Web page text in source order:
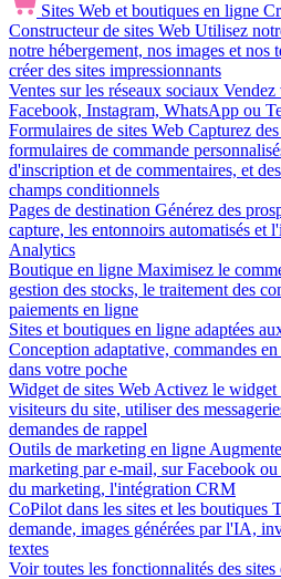
Sites Web et boutiques en ligne
Constructeur de sites Web Utilisez
notre hébergement, nos images et nos
créer des sites impressionnants
Ventes sur les réseaux sociaux Vendez
Facebook, Instagram, WhatsApp ou
Formulaires de sites Web Capturez
formulaires de commande
d'inscription et de commentaires, et
champs conditionnels
Pages de destination Générez des
capture, les entonnoirs automatisés et
Analytics
Boutique en ligne Maximisez le
gestion des stocks, le traitement des
paiements en ligne
Sites et boutiques en ligne adaptées
Conception adaptative, commandes
dans votre poche
Widget de sites Web Activez le widget
visiteurs du site, utiliser des
demandes de rappel
Outils de marketing en ligne
marketing par e-mail, sur Facebook
du marketing, l'intégration CRM
CoPilot dans les sites et les boutiques
demande, images générées par l'IA,
textes
Voir toutes les fonctionnalités des sites